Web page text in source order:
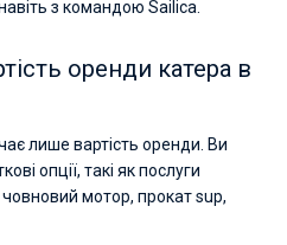
з командою Sailica.
оренди катера в
лише вартість оренди. Ви
опції, такі як послуги
човновий мотор, прокат sup,